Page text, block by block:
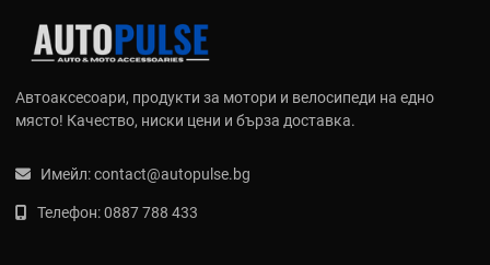
Автоаксесоари, продукти за мотори и велосипеди на едно
място! Качество, ниски цени и бърза доставка.
Имейл:contact@autopulse.bg
Телефон:0887 788 433